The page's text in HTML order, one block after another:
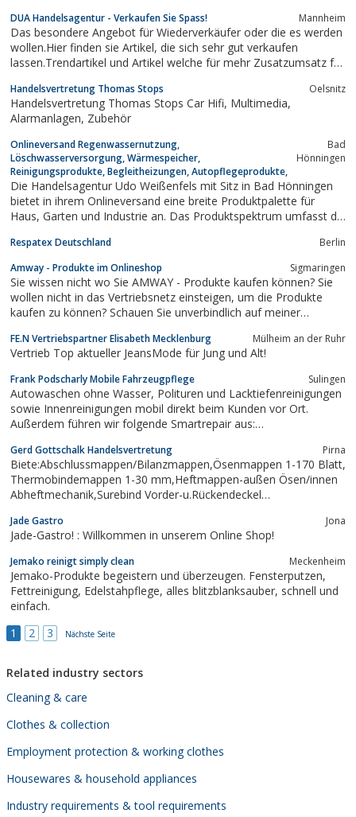
DUA Handelsagentur - Verkaufen Sie Spass! Mannheim
Das besondere Angebot für Wiederverkäufer oder die es werden
wollen.Hier finden sie Artikel, die sich sehr gut verkaufen
lassen.Trendartikel und Artikel welche für mehr Zusatzumsatz für
besonderen Art runden das Angebot ab.Desweiteren werden
immer wieder neue...
Handelsvertretung Thomas Stops Oelsnitz
Handelsvertretung Thomas Stops Car Hifi, Multimedia,
Alarmanlagen, Zubehör
Onlineversand Regenwassernutzung,
Löschwasserversorgung, Wärmespeicher,
Reinigungsprodukte, Begleitheizungen, Autopflegeprodukte,
Bad
Hönningen
Die Handelsagentur Udo Weißenfels mit Sitz in Bad Hönningen
bietet in ihrem Onlineversand eine breite Produktpalette für
Haus, Garten und Industrie an. Das Produktspektrum umfasst die
Reinigungsprodukte, Begleitheizungen, Autopflegeprodukte,
schwimmende Ölsperren,...
Respatex Deutschland
Berlin
Amway - Produkte im Onlineshop
Sigmaringen
Sie wissen nicht wo Sie AMWAY - Produkte kaufen können? Sie
wollen nicht in das Vertriebsnetz einsteigen, um die Produkte
kaufen zu können? Schauen Sie unverbindlich auf meiner
die Produkte unverbindlich anschauen, die Produktbeschreibung
dazu lesen und zu jeder Zeit...
FE.N Vertriebspartner Elisabeth Mecklenburg Mülheim an der Ruhr
Vertrieb Top aktueller JeansMode für Jung und Alt!
Frank Podscharly Mobile Fahrzeugpflege Sulingen
Autowaschen ohne Wasser, Polituren und Lacktiefenreinigungen
sowie Innenreinigungen mobil direkt beim Kunden vor Ort.
Außerdem führen wir folgende Smartrepair aus:
Ausbeultechnik, Lackieren im Beispritzverfahren,
Kunstoffreparaturen
Gerd Gottschalk Handelsvertretung Pirna
Biete:Abschlussmappen/Bilanzmappen,Ösenmappen 1-170 Blatt,
Thermobindemappen 1-30 mm,Heftmappen-außen Ösen/innen
Abheftmechanik,Surebind Vorder-u.Rückendeckel
Surebindgeräte,Flachheftgeräte, Flachheftklammern,
Ösen,Steuerfachliteratur aller Verlage,Formulare,...
Jade Gastro Jona
Jade-Gastro! : Willkommen in unserem Online Shop!
Jemako reinigt simply clean Meckenheim
Jemako-Produkte begeistern und überzeugen. Fensterputzen,
Fettreinigung, Edelstahpflege, alles blitzblanksauber, schnell und
einfach.
1
2 3 Nächste Seite
Related industry sectors
Cleaning & care
Clothes & collection
Employment protection & working clothes
Housewares & household appliances
Industry requirements & tool requirements